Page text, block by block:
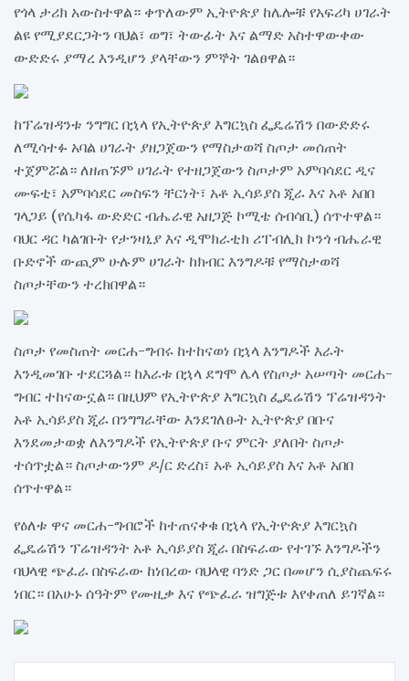
የጎላ ታሪክ አውስተዋል። ቀጥለውም ኢትዮጵያ ከሌሎቹ የአፍሪካ ሀገራት
ልዩ የሚያደርጋትን ባህል፣ ወግ፣ ትውፊት እና ልማድ አስተዋውቀው
ውድድሩ ያማረ እንዲሆን ያላቸውን ምኞት ገልፀዋል።
ከፕሬዝዳንቱ ንግግር በኋላ የኢትዮጵያ እግርኳስ ፌዴሬሽን በውድድሩ
ለሚሳተፉ አባል ሀገራት ያዘጋጀውን የማስታወሻ ስጦታ መሰጠት
ተጀምሯል። ለዘጠኙም ሀገራት የተዘጋጀውን ስጦታም አምባሳደር ዲና
ሙፍቲ፣ አምባሳደር መስፍን ቸርነት፣ አቶ ኢሳይያስ ጂራ እና አቶ አበበ
ገላጋይ (የሴካፋ ውድድር ብሔራዊ አዘጋጅ ኮሚቴ ሰብሳቢ) ሰጥተዋል።
ባህር ዳር ካልገቡት የታንዛኒያ እና ዲሞክራቲክ ሪፐብሊክ ኮንጎ ብሔራዊ
ቡድኖች ውጪም ሁሉም ሀገራት ከክብር እንግዶቹ የማስታወሻ
ስጦታቸውን ተረክበዋል።
ስጦታ የመስጠት መርሐ-ግብሩ ከተከናወነ በኋላ እንግዶች እራት
እንዲመገቡ ተደርጓል። ከእራቱ በኋላ ደግሞ ሌላ የስጦታ አሠጣት መርሐ-
ግብር ተከናውኗል። በዚህም የኢትዮጵያ እግርኳስ ፌዴሬሽን ፕሬዝዳንት
አቶ ኢሳይያስ ጂራ በንግግራቸው እንደገለፁት ኢትዮጵያ በቡና
እንደመታወቋ ለእንግዶች የኢትዮጵያ ቡና ምርት ያለበት ስጦታ
ተሰጥቷል። ስጦታውንም ዶ/ር ድረስ፣ አቶ ኢሳይያስ እና አቶ አበበ
ሰጥተዋል።
የዕለቱ ዋና መርሐ-ግብሮች ከተጠናቀቁ በኋላ የኢትዮጵያ እግርኳስ
ፌዴሬሽን ፕሬዝዳንት አቶ ኢሳይያስ ጂራ በስፍራው የተገኙ እንግዶችን
ባህላዊ ጭፈራ በስፍራው ከነበረው ባህላዊ ባንድ ጋር በመሆን ሲያስጨፍሩ
ነበር። በአሁኑ ሰዓትም የሙዚቃ እና የጭፈራ ዝግጅቱ እየቀጠለ ይገኛል።